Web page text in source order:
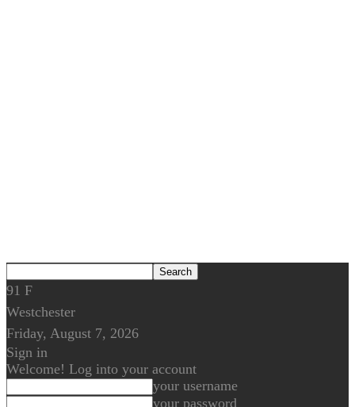
91 F
Westchester
Friday, August 7, 2026
Sign in
Welcome! Log into your account
your username
your password